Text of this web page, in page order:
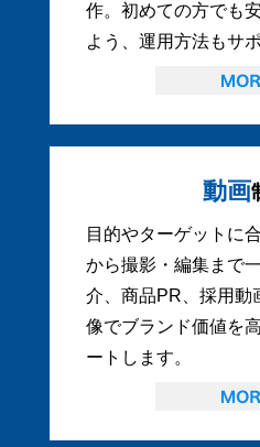
作。初めての方でも
よう、運用方法もサ
動画
目的やターゲットに
から撮影・編集まで
介、商品PR、採用動
像でブランド価値を
ートします。